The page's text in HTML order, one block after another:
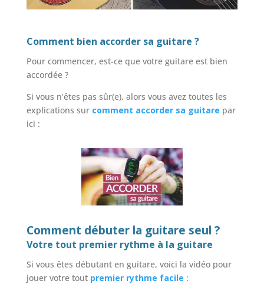
Comment bien accorder sa guitare ?
Pour commencer, est-ce que votre guitare est bien
accordée ?
Si vous n’êtes pas sûr(e), alors vous avez toutes les
explications sur comment accorder sa guitare par
ici :
Comment débuter la guitare seul ?
Votre tout premier rythme à la guitare
Si vous êtes débutant en guitare, voici la vidéo pour
jouer votre tout premier rythme facile :